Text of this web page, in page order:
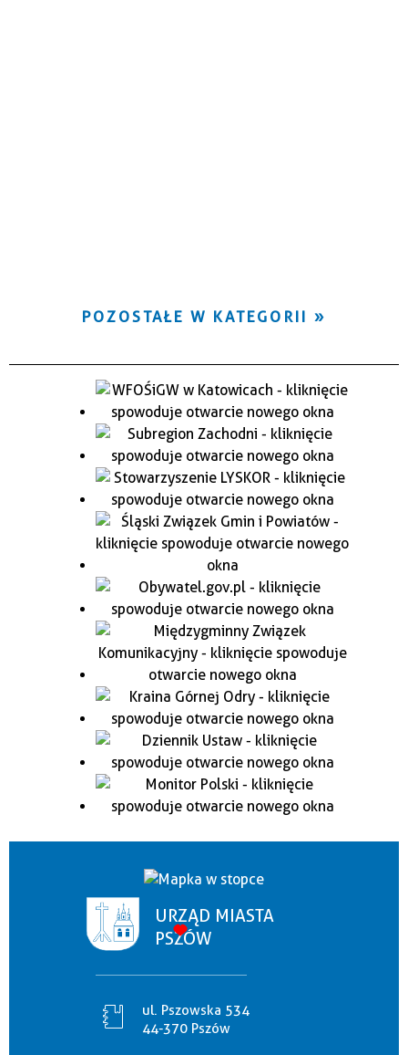
POZOSTAŁE W KATEGORII
URZĄD MIASTA
PSZÓW
ul. Pszowska 534
44-370 Pszów